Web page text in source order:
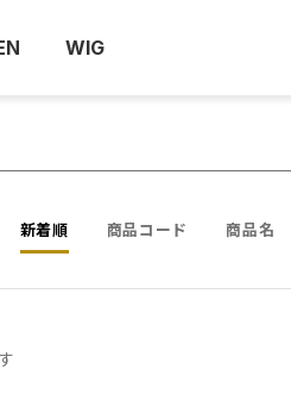
WIG
新着順 商品コード 商品名